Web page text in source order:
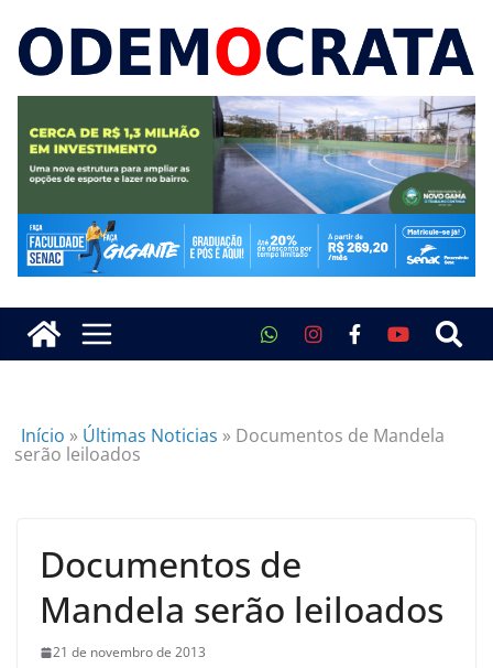
Início » Últimas Noticias » Documentos de Mandela
serão leiloados
Documentos de
Mandela serão leiloados
21 de novembro de 2013